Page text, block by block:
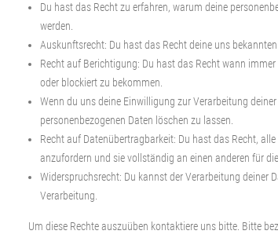
Du hast das Recht zu erfahren, warum deine
werden.
Auskunftsrecht: Du hast das Recht deine uns
Recht auf Berichtigung: Du hast das Recht wann
oder blockiert zu bekommen.
Wenn du uns deine Einwilligung zur Verarbeitung
personenbezogenen Daten löschen zu lassen.
Recht auf Datenübertragbarkeit: Du hast das Recht,
anzufordern und sie vollständig an einen anderen für
Widerspruchsrecht: Du kannst der Verarbeitung deiner
Verarbeitung.
Um diese Rechte auszuüben kontaktiere uns bitte. Bitte